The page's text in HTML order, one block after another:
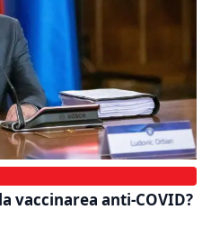
vaccinarea anti-COVID?